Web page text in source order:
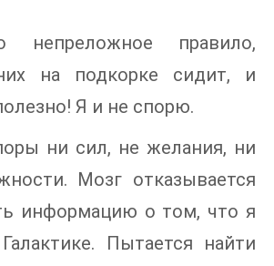
непреложное правило,
на подкорке сидит, и
Я и не спорю.
ни сил, не желания, ни
Мозг отказывается
информацию о том, что я
Пытается найти